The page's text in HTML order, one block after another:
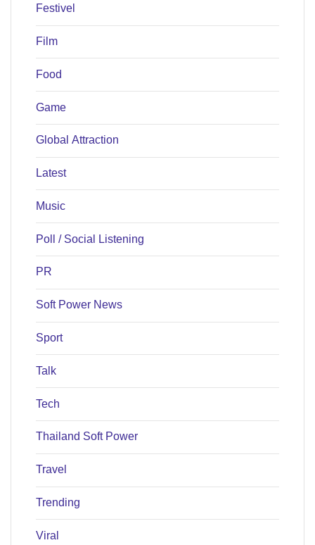
Festivel
Film
Food
Game
Global Attraction
Latest
Music
Poll / Social Listening
PR
Soft Power News
Sport
Talk
Tech
Thailand Soft Power
Travel
Trending
Viral